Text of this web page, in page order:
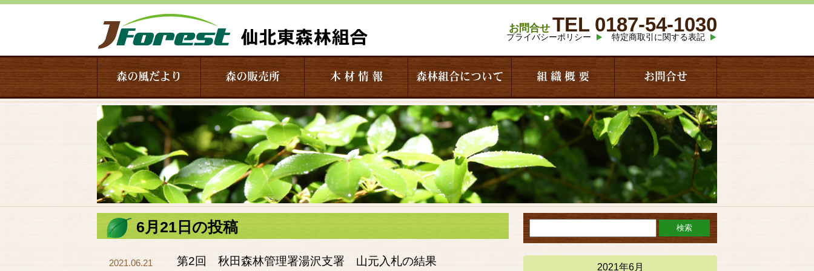
お問合せ TEL 0187-54-1030
プライバシーポリシー 特定商取引に関する表記
森の風だより 森の販売所 木 材 情 報 森林組合について 組 織 概 要 お問合せ
6月21日の投稿
2021.06.21 第2回 秋田森林管理署湯沢支署 山元入札の結果 2021年6月